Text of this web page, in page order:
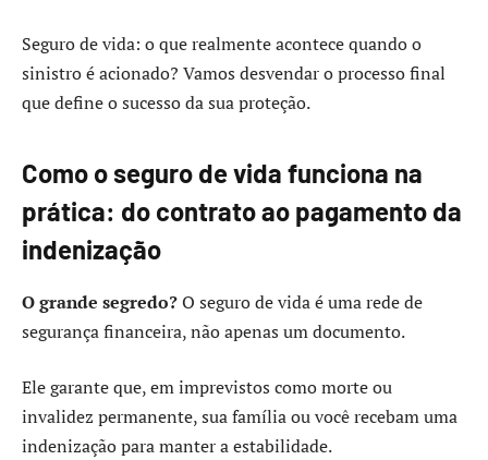
Seguro de vida: o que realmente acontece quando o
sinistro é acionado? Vamos desvendar o processo final
que define o sucesso da sua proteção.
Como o seguro de vida funciona na
prática: do contrato ao pagamento da
indenização
O grande segredo?O seguro de vida é uma rede de
segurança financeira, não apenas um documento.
Ele garante que, em imprevistos como morte ou
invalidez permanente, sua família ou você recebam uma
indenização para manter a estabilidade.